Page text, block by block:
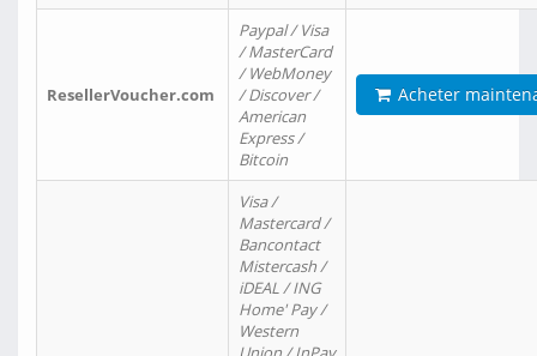
ResellerVoucher.com
Paypal / Visa
/ MasterCard
/ WebMoney
/ Discover /
American
Express /
Bitcoin
Acheter
Visa /
Mastercard /
Bancontact
Mistercash /
iDEAL / ING
Home' Pay /
Western